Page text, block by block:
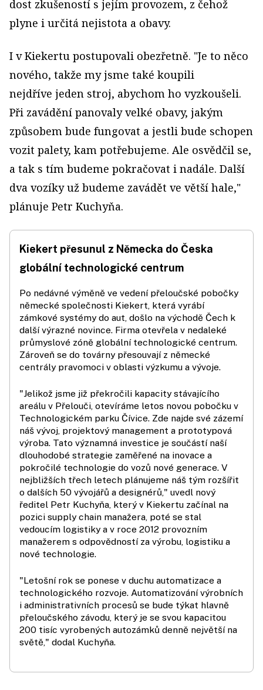
dost zkušeností s jejím provozem, z čehož
plyne i určitá nejistota a obavy.
I v Kiekertu postupovali obezřetně. "Je to něco
nového, takže my jsme také koupili
nejdříve jeden stroj, abychom ho vyzkoušeli.
Při zavádění panovaly velké obavy, jakým
způsobem bude fungovat a jestli bude schopen
vozit palety, kam potřebujeme. Ale osvědčil se,
a tak s tím budeme pokračovat i nadále. Další
dva vozíky už budeme zavádět ve větší hale,"
plánuje Petr Kuchyňa.
Kiekert přesunul z Německa do Česka
globální technologické centrum
Po nedávné výměně ve vedení přeloučské pobočky
německé společnosti Kiekert, která vyrábí
zámkové systémy do aut, došlo na východě Čech k
další výrazné novince. Firma otevřela v nedaleké
průmyslové zóně globální technologické centrum.
Zároveň se do továrny přesouvají z německé
centrály pravomoci v oblasti výzkumu a vývoje.
"Jelikož jsme již překročili kapacity stávajícího
areálu v Přelouči, otevíráme letos novou pobočku v
Technologickém parku Čívice. Zde najde své zázemí
náš vývoj, projektový management a prototypová
výroba. Tato významná investice je součástí naší
dlouhodobé strategie zaměřené na inovace a
pokročilé technologie do vozů nové generace. V
nejbližších třech letech plánujeme náš tým rozšířit
o dalších 50 vývojářů a designérů," uvedl nový
ředitel Petr Kuchyňa, který v Kiekertu začínal na
pozici supply chain manažera, poté se stal
vedoucím logistiky a v roce 2012 provozním
manažerem s odpovědností za výrobu, logistiku a
nové technologie.
"Letošní rok se ponese v duchu automatizace a
technologického rozvoje. Automatizování výrobních
i administrativních procesů se bude týkat hlavně
přeloučského závodu, který je se svou kapacitou
200 tisíc vyrobených autozámků denně největší na
světě," dodal Kuchyňa.